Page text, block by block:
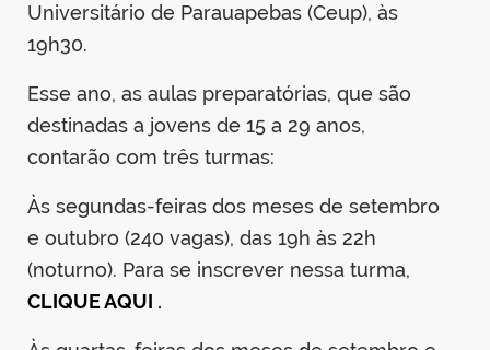
Universitário de Parauapebas (Ceup), às
19h30.
Esse ano, as aulas preparatórias, que são
destinadas a jovens de 15 a 29 anos,
contarão com três turmas:
Às segundas-feiras dos meses de setembro
e outubro (240 vagas), das 19h às 22h
(noturno). Para se inscrever nessa turma,
CLIQUE AQUI .